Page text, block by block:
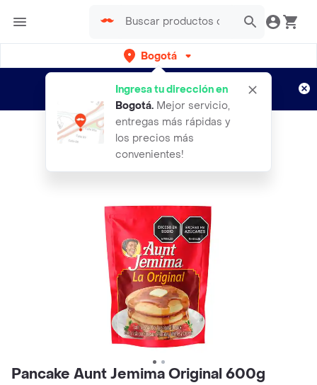
Bogotá
Ingresa tu dirección en
Bogotá. Mejor servicio,
entregas más rápidas y
los precios más
convenientes!
envíos gratis por semanas
Aplican TyC
Pancake Aunt Jemima Original 600g